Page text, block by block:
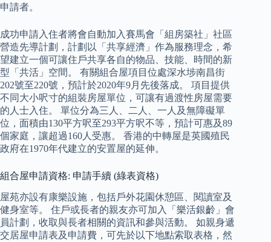
申請者。
成功申請入住者將會自動加入賽馬會「組房築社」社區
營造先導計劃，計劃以「共享經濟」作為服務理念，希
望建立一個可讓住戶共享各自的物品、技能、時間的新
型「共活」空間。 有關組合屋項目位處深水埗南昌街
202號至220號，預計於2020年9月先後落成。 項目提供
不同大小呎寸的組裝房屋單位，可讓有過渡性房屋需要
的人士入住。 單位分為三人、二人、一人及無障礙單
位，面積由130平方呎至293平方呎不等，預計可惠及89
個家庭，讓超過160人受惠。 香港的中轉屋是英國殖民
政府在1970年代建立的安置屋的延伸。
組合屋申請資格: 申請手續 (綠表資格)
屋苑亦設有康樂設施，包括戶外花園休憩區、閱讀室及
健身室等。 住戶或長者的親友亦可加入「樂活銀齡」會
員計劃，收取與長者相關的資訊和參與活動。 如親身遞
交居屋申請表及申請費，可先於以下地點索取表格，然